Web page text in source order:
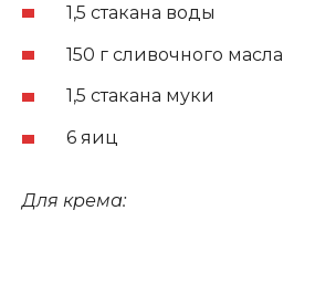
1,5 стакана воды
150 г сливочного масла
1,5 стакана муки
6 яиц
Для крема: